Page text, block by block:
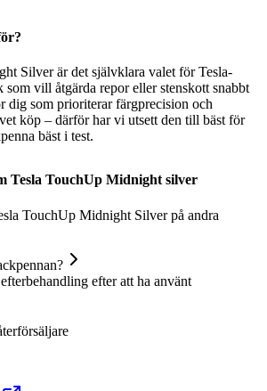
Silver är det självklara valet för Tesla-
som vill åtgärda repor eller stenskott snabbt
dig som prioriterar färgprecision och
köp – därför har vi utsett den till bäst för
bäst i test.
Tesla TouchUp Midnight silver
TouchUp Midnight Silver på andra
efter att ha använt